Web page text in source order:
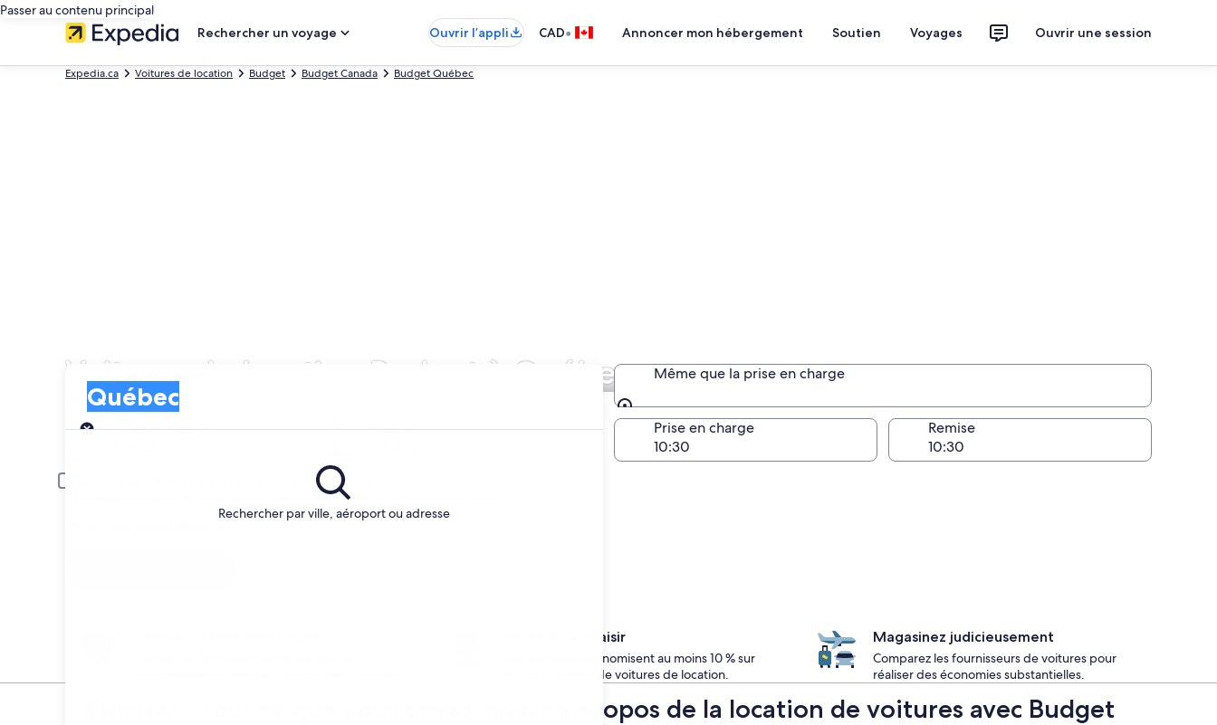
Passer au contenu principal
Rechercher un voyage
Ouvrir l’appli CAD• Annoncer mon hébergement Soutien Voyages Ouvrir une session
Expedia.ca Voitures de location Budget Budget Canada Budget Québec
Voitures de location Budget à Québec
Rechercher par ville, aéroport ou adresse
Québec
Prise en charge
Même que la prise en charge
Même que la prise en charge
Prise en charge
Remise
Prise en charge Remise
Conducteur de moins de 30 ans ou de plus de 70 ans
Un supplément peut être exigé pour les jeunes conducteurs et les conducteurs aînés.
Faites-vous plaisir
Les membres économisent au moins 10 % sur
plus d’un million de voitures de location.
Magasinez judicieusement
Comparez les fournisseurs de voitures pour
réaliser des économies substantielles.
Québec : Tout ce que vous devez savoir à propos de la location de voitures avec Budget